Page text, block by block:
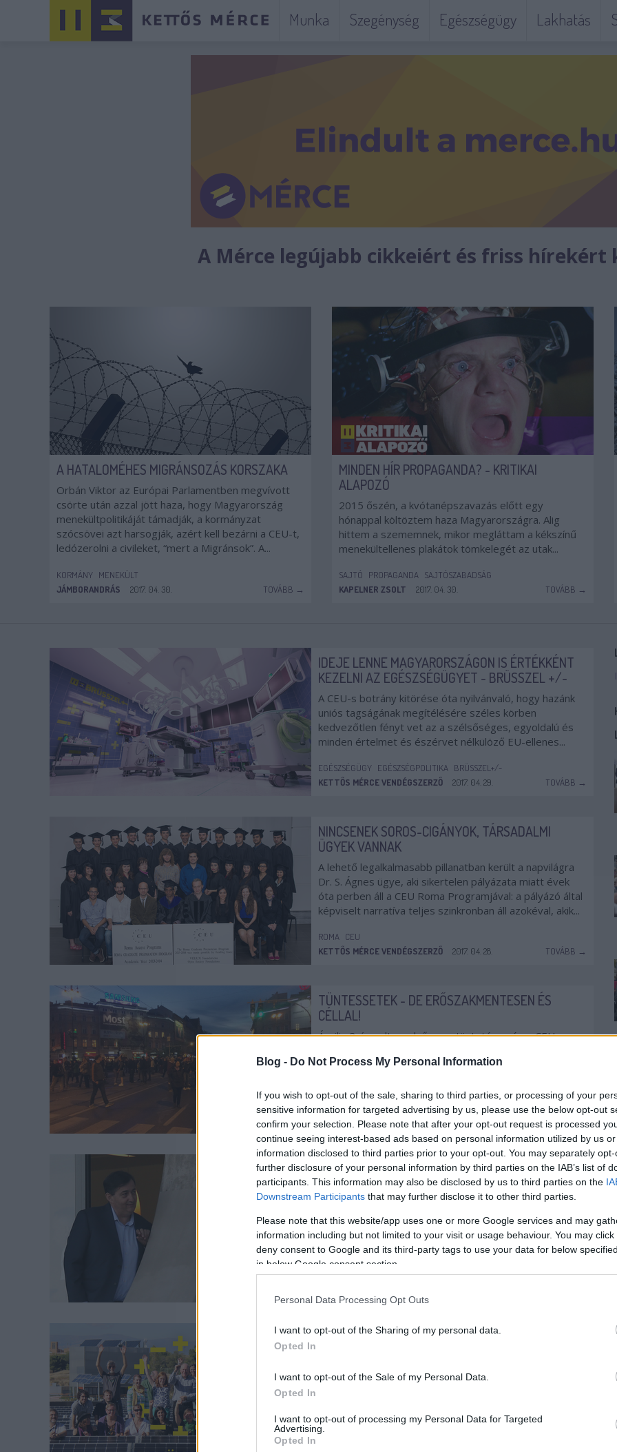
Blog - Do Not Process My Personal Information
If you wish to opt-out of the sale, sharing to third parties, or processing of your
sensitive information for targeted advertising by us, please use the below opt-out
confirm your selection. Please note that after your opt-out request is processed
continue seeing interest-based ads based on personal information utilized by us
information disclosed to third parties prior to your opt-out. You may separately
further disclosure of your personal information by third parties on the IAB’s list of
participants. This information may also be disclosed by us to third parties on the
Downstream Participants that may further disclose it to other third parties.
Please note that this website/app uses one or more Google services and may
information including but not limited to your visit or usage behaviour. You may
deny consent to Google and its third-party tags to use your data for below
in below Google consent section.
Personal Data Processing Opt Outs
I want to opt-out of the Sharing of my personal data.
Opted In
I want to opt-out of the Sale of my Personal Data.
Opted In
I want to opt-out of processing my Personal Data for Targeted
Advertising.
Opted In
Munka Szegénység Egészségügy Lakhatás
A Mérce legújabb cikkeiért és friss hírekért
A HATALOMÉHES MIGRÁNSOZÁS KORSZAKA
Orbán Viktor az Európai Parlamentben megvívott
csörte után azzal jött haza, hogy Magyarország
menekültpolitikáját támadják, a kormányzat
szócsövei azt harsogják, azért kell bezárni a CEU-t,
ledózerolni a civileket, “mert a Migránsok”. A...
KORMÁNY MENEKÜLT
JÁMBORANDRÁS
2017. 04. 30. TOVÁBB →
MINDEN HÍR PROPAGANDA? - KRITIKAI
ALAPOZÓ
2015 őszén, a kvótanépszavazás előtt egy
hónappal költöztem haza Magyarországra. Alig
hittem a szememnek, mikor megláttam a kékszínű
menekültellenes plakátok tömkelegét az utak...
SAJTÓ PROPAGANDA
SAJTÓSZABADSÁG
KAPELNER ZSOLT
2017. 04. 30. TOVÁBB →
IDEJE LENNE MAGYARORSZÁGON IS ÉRTÉKKÉNT
KEZELNI AZ EGÉSZSÉGÜGYET - BRÜSSZEL +/-
A CEU-s botrány kitörése óta nyilvánvaló, hogy hazánk
uniós tagságának megítélésére széles körben
kedvezőtlen fényt vet az a szélsőséges, egyoldalú és
minden értelmet és észérvet nélkülöző EU-ellenes...
EGÉSZSÉGÜGY EGÉSZSÉGPOLITIKA
BRÜSSZEL+/-
KETTŐS MÉRCE VENDÉGSZERZŐ
2017. 04. 29. TOVÁBB →
NINCSENEK SOROS-CIGÁNYOK, TÁRSADALMI
ÜGYEK VANNAK
A lehető legalkalmasabb pillanatban került a napvilágra
Dr. S. Ágnes ügye, aki sikertelen pályázata miatt évek
óta perben áll a CEU Roma Programjával: a pályázó által
képviselt narratíva teljes szinkronban áll azokéval, akik...
ROMA
CEU
KETTŐS MÉRCE VENDÉGSZERZŐ
2017. 04. 28. TOVÁBB →
TÜNTESSETEK - DE ERŐSZAKMENTESEN ÉS
CÉLLAL!
Április 2-án volt az első nagy tüntetés, még a CEU-
(1000 főtől több tízezer főig) és több kisebb tüntetés is
TÜNTETÉS
KALOCSAI KINGA
2017. 04. 28. TOVÁBB →
MÉG NÉHÁNY ÉV ÉS MÉSZÁROS LŐRINC TERMELI A
TELJES MAGYAR GDP-T
Mészáros Lőrinc 96 milliárd forinttal gazdagodott
egyetlen év alatt. Azaz átlagosan minden nap keresett
263 milliót, ami 183 ezer forintot jelent percenként.
Percenként túlszárnyalni a havi magyar átlagbért, ez...
KORRUPCIÓ FIDESZ MATOLCSY
KÉNE EGY SAJÁT SZÉLERŐMŰ? A KÖZÖSSÉGI
belevághassanak egy megújuló energiaberuházásba...